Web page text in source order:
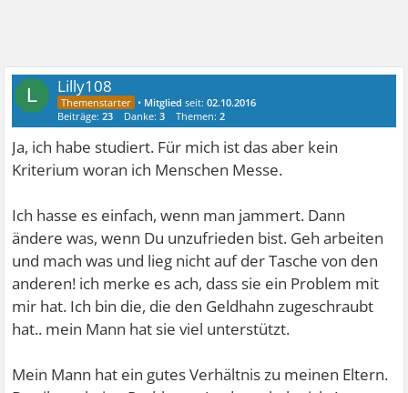
L Lilly108
• Mitglied seit:02.10.2016
Beiträge:23 Danke:3 Themen:2
Ja, ich habe studiert. Für mich ist das aber kein
Kriterium woran ich Menschen Messe.
Ich hasse es einfach, wenn man jammert. Dann
ändere was, wenn Du unzufrieden bist. Geh arbeiten
und mach was und lieg nicht auf der Tasche von den
anderen! ich merke es ach, dass sie ein Problem mit
mir hat. Ich bin die, die den Geldhahn zugeschraubt
hat.. mein Mann hat sie viel unterstützt.
Mein Mann hat ein gutes Verhältnis zu meinen Eltern.